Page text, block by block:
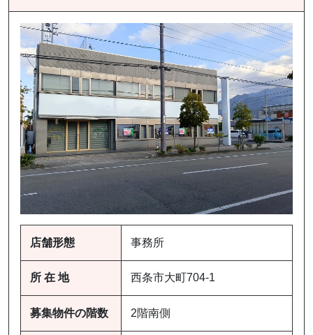
店舗形態 事務所
所 在 地 西条市大町704-1
募集物件の階数 2階南側